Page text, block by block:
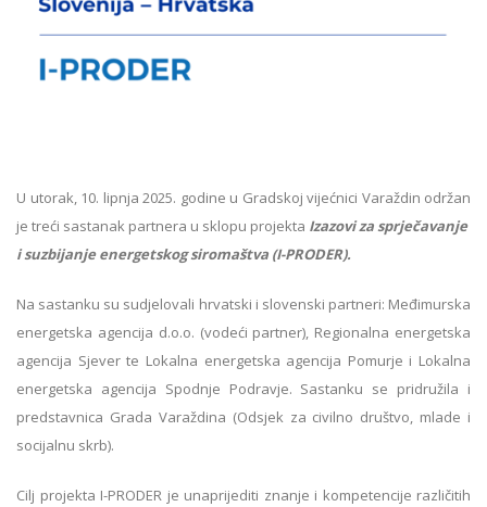
U utorak, 10. lipnja 2025. godine u Gradskoj vijećnici Varaždin održan
je treći sastanak partnera u sklopu projekta Izazovi za sprječavanje
i suzbijanje energetskog siromaštva (I-PRODER).
Na sastanku su sudjelovali hrvatski i slovenski partneri: Međimurska
energetska agencija d.o.o. (vodeći partner), Regionalna energetska
agencija Sjever te Lokalna energetska agencija Pomurje i Lokalna
energetska agencija Spodnje Podravje. Sastanku se pridružila i
predstavnica Grada Varaždina (Odsjek za civilno društvo, mlade i
socijalnu skrb).
Cilj projekta I-PRODER je unaprijediti znanje i kompetencije različitih